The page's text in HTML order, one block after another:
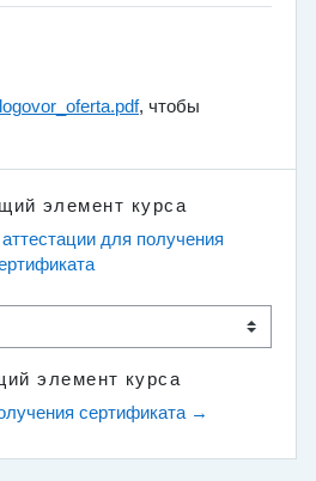
, чтобы
элемент курса
для получения
элемент курса
сертификата →